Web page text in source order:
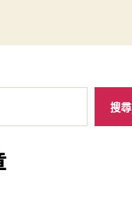
搜尋